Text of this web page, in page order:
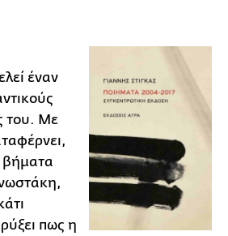
έναν
του. Με
βήματα
πως η